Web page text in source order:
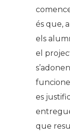
és que,
els
el
es
que